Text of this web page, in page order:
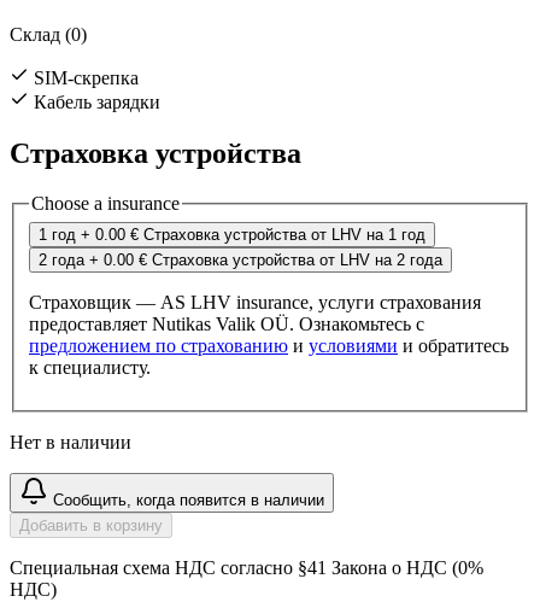
Склад (0)
SIM-скрепка
Кабель зарядки
Страховка устройства
Choose a insurance
1 год + 0.00 € Страховка устройства от LHV на 1 год
2 года + 0.00 € Страховка устройства от LHV на 2 года
Страховщик — AS LHV insurance, услуги страхования
предоставляет Nutikas Valik OÜ. Ознакомьтесь с
предложением по страхованию и условиями и обратитесь
к специалисту.
Нет в наличии
Сообщить, когда появится в наличии
Добавить в корзину
Специальная схема НДС согласно §41 Закона о НДС (0%
НДС)